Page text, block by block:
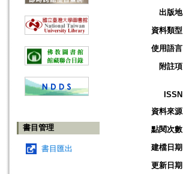
書目管理
書目匯出
出版地
資料類型
使用語言
附註項
ISSN
資料來源
點閱次數
建檔日期
更新日期